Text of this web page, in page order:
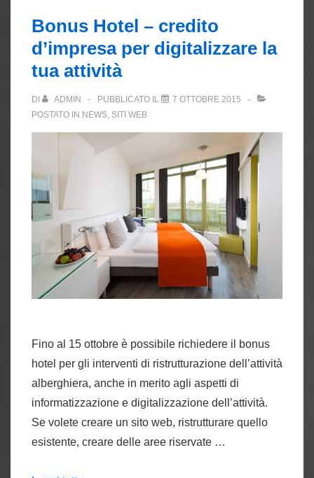
Bonus Hotel – credito
d’impresa per digitalizzare la
tua attività
DI ADMIN PUBBLICATO IL
7 OTTOBRE 2015
POSTATO IN NEWS SITI WEB
Fino al 15 ottobre è possibile richiedere il bonus
hotel per gli interventi di ristrutturazione dell’attività
alberghiera, anche in merito agli aspetti di
informatizzazione e digitalizzazione dell’attività.
Se volete creare un sito web, ristrutturare quello
esistente, creare delle aree riservate …